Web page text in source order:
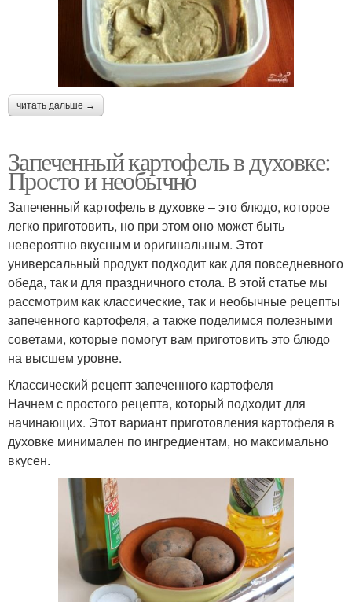
читать дальше →
Запеченный картофель в духовке:
Просто и необычно
Запеченный картофель в духовке – это блюдо, которое
легко приготовить, но при этом оно может быть
невероятно вкусным и оригинальным. Этот
универсальный продукт подходит как для повседневного
обеда, так и для праздничного стола. В этой статье мы
рассмотрим как классические, так и необычные рецепты
запеченного картофеля, а также поделимся полезными
советами, которые помогут вам приготовить это блюдо
на высшем уровне.
Классический рецепт запеченного картофеля
Начнем с простого рецепта, который подходит для
начинающих. Этот вариант приготовления картофеля в
духовке минимален по ингредиентам, но максимально
вкусен.